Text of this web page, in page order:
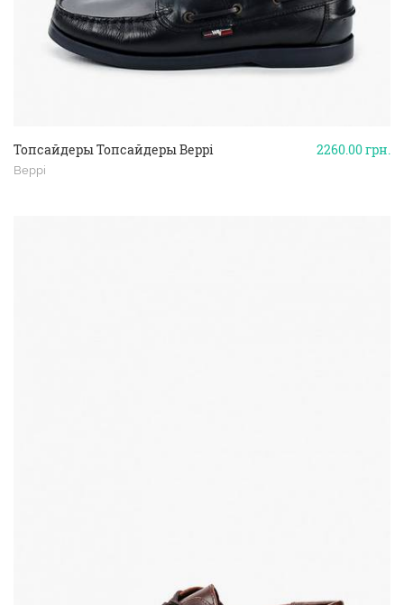
2260.00грн.
Топсайдеры Топсайдеры Beppi
Beppi